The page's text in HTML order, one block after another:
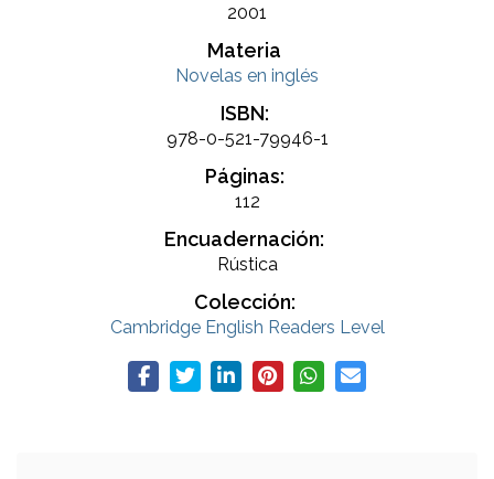
2001
Materia
Novelas en inglés
ISBN:
978-0-521-79946-1
Páginas:
112
Encuadernación:
Rústica
Colección:
Cambridge English Readers Level